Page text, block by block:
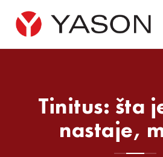
Tinitus: šta
nastaje,